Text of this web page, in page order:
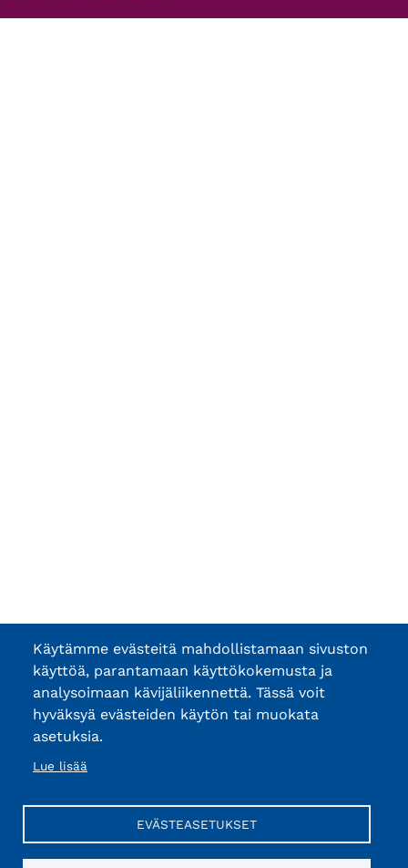
Käytämme evästeitä mahdollistamaan sivuston
käyttöä, parantamaan käyttökokemusta ja
analysoimaan kävijäliikennettä. Tässä voit
hyväksyä evästeiden käytön tai muokata
asetuksia.
Lue lisää
EVÄSTEASETUKSET